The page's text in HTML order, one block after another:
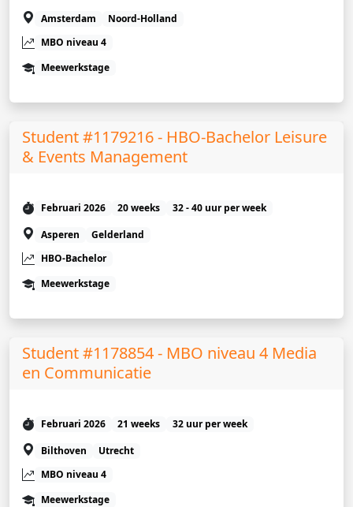
Amsterdam
Noord-Holland
MBO niveau 4
Meewerkstage
Student #1179216 - HBO-Bachelor Leisure
& Events Management
Februari 2026 20 weeks
32 - 40 uur per week
Asperen
Gelderland
HBO-Bachelor
Meewerkstage
Student #1178854 - MBO niveau 4 Media
en Communicatie
Februari 2026 21 weeks
32 uur per week
Bilthoven
Utrecht
MBO niveau 4
Meewerkstage